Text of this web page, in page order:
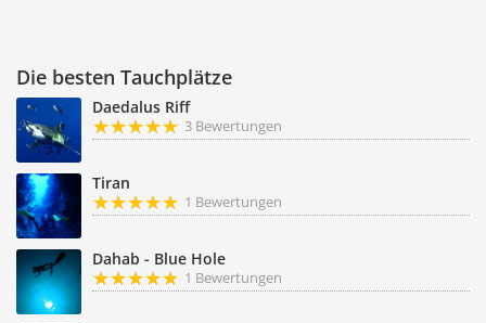
Die besten Tauchplätze
Daedalus Riff
3 Bewertungen
Tiran
1 Bewertungen
Dahab - Blue Hole
1 Bewertungen